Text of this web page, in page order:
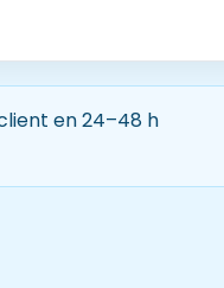
en 24–48 h